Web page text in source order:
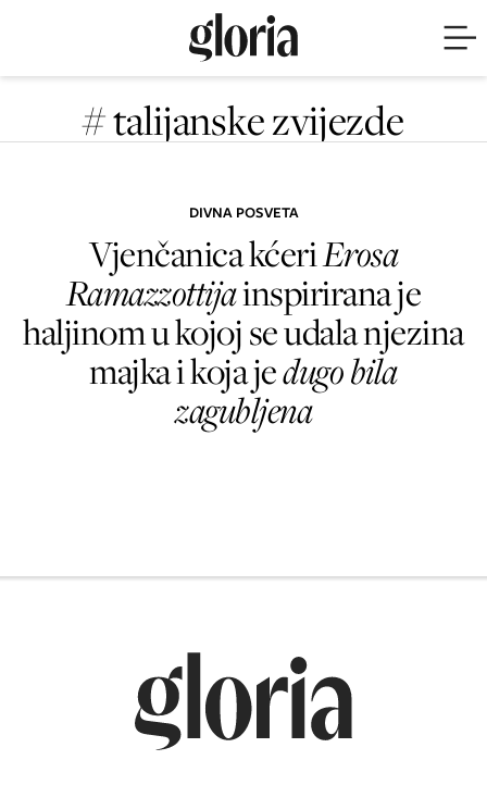
# talijanske zvijezde
DIVNA POSVETA
Vjenčanica kćeriErosa
Ramazzottijainspirirana je
haljinom u kojoj se udala njezina
majka i koja jedugo bila
zagubljena